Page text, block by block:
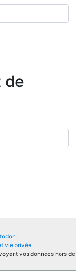
de
.
vie privée
vos données hors de